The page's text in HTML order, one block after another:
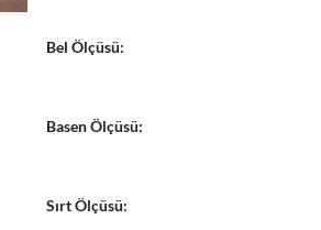
Bel Ölçüsü:
Basen Ölçüsü:
Sırt Ölçüsü: